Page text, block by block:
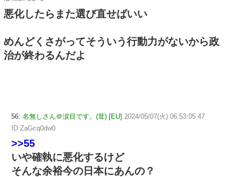
悪化したらまた選び直せばいい
めんどくさがってそういう行動力がないから政
治が終わるんだよ
56: 名無しさん＠涙目です。(茸) [EU] 2024/05/07(火) 06:53:05.47
ID:ZaGcq0dw0
>>55
いや確執に悪化するけど
そんな余裕今の日本にあんの？